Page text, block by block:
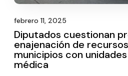
febrero 11, 2025
Diputados cuestionan
enajenación de
municipios con
médica